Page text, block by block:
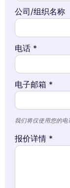
This website
cookies
We use cookies
experience,
you. You can
Reject All
公司/组织名称
电话 *
电子邮箱 *
我们将仅使用您的电
报价详情 *